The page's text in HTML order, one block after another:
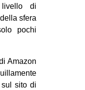
di
sfera
pochi
Amazon
sito di